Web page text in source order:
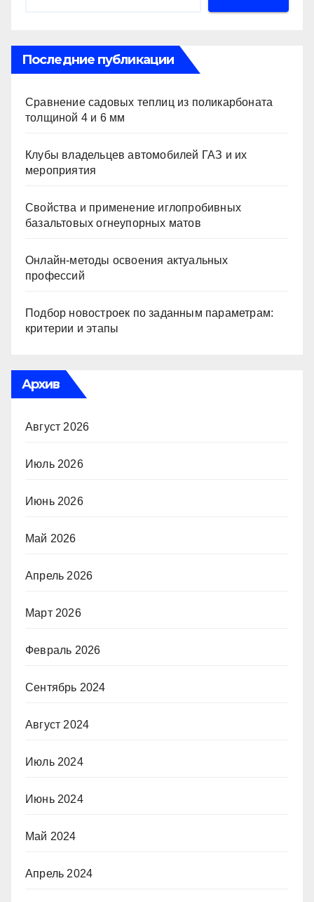
Последние публикации
Сравнение садовых теплиц из поликарбоната
толщиной 4 и 6 мм
Клубы владельцев автомобилей ГАЗ и их
мероприятия
Свойства и применение иглопробивных
базальтовых огнеупорных матов
Онлайн-методы освоения актуальных
профессий
Подбор новостроек по заданным параметрам:
критерии и этапы
Архив
Август 2026
Июль 2026
Июнь 2026
Май 2026
Апрель 2026
Март 2026
Февраль 2026
Сентябрь 2024
Август 2024
Июль 2024
Июнь 2024
Май 2024
Апрель 2024